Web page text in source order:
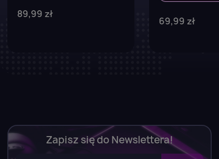
89,99 zł
69,99 zł
Zapisz się do Newslettera!